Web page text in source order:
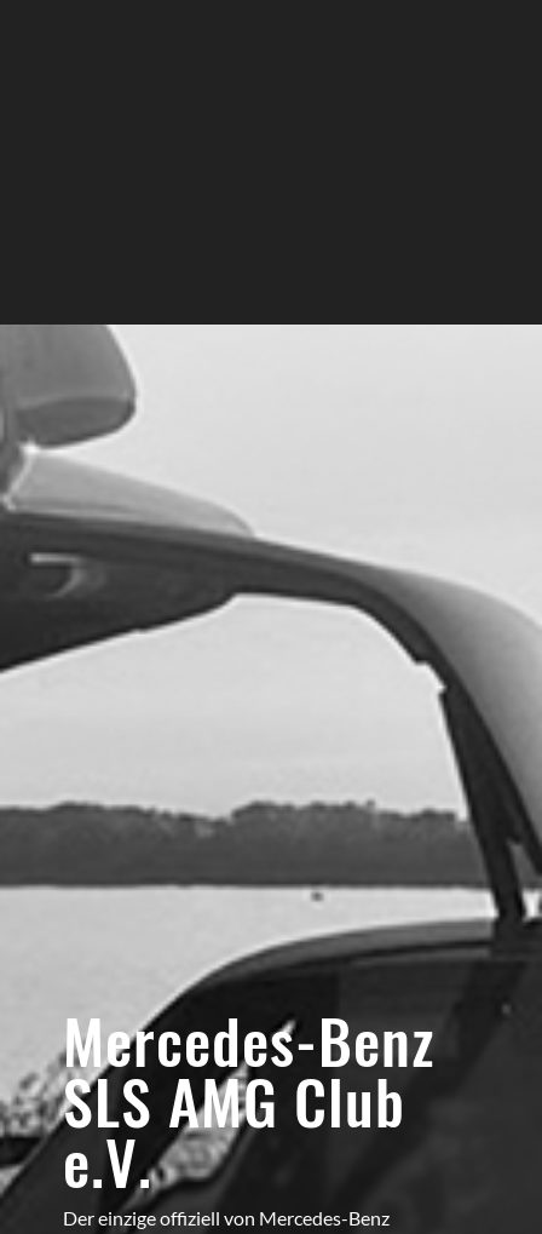
Mercedes-Benz
SLS AMG Club
e.V.
Der einzige offiziell von Mercedes-Benz